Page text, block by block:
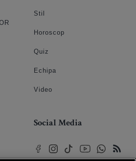
Stil
Horoscop
Quiz
Echipa
Video
Social Media